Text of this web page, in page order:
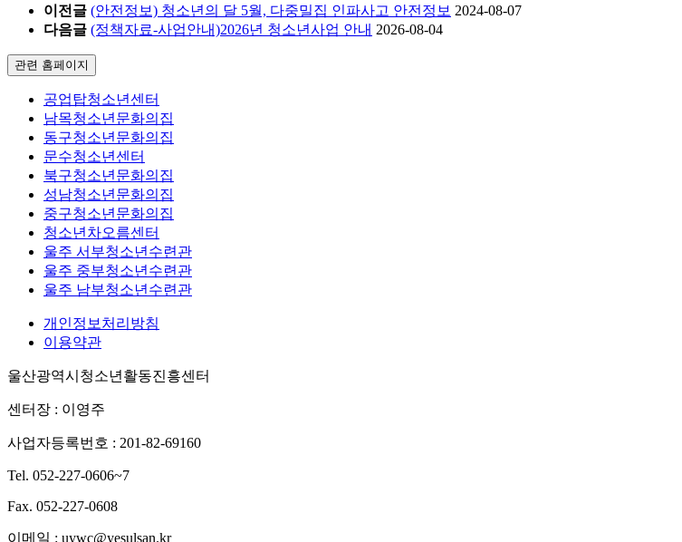
이전글 (안전정보) 청소년의 달 5월, 다중밀집 인파사고 안전정보 2024-08-07
다음글 (정책자료-사업안내)2026년 청소년사업 안내 2026-08-04
관련 홈페이지
공업탑청소년센터
남목청소년문화의집
동구청소년문화의집
문수청소년센터
북구청소년문화의집
성남청소년문화의집
중구청소년문화의집
청소년차오름센터
울주 서부청소년수련관
울주 중부청소년수련관
울주 남부청소년수련관
개인정보처리방침
이용약관
울산광역시청소년활동진흥센터
센터장 : 이영주
사업자등록번호 : 201-82-69160
Tel. 052-227-0606~7
Fax. 052-227-0608
이메일 : uywc@yesulsan.kr